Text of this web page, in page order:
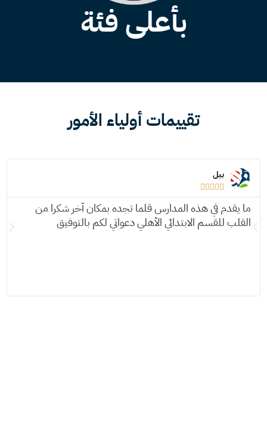
بأعلى فئة
تقييمات أولياء الأمور
بيل





ما يقدم في هذه المدارس قلما تجده بمكان آخر شكرا من
القلب للقسم الابتدائي الأهلي دعواتي لكم بالتوفيق